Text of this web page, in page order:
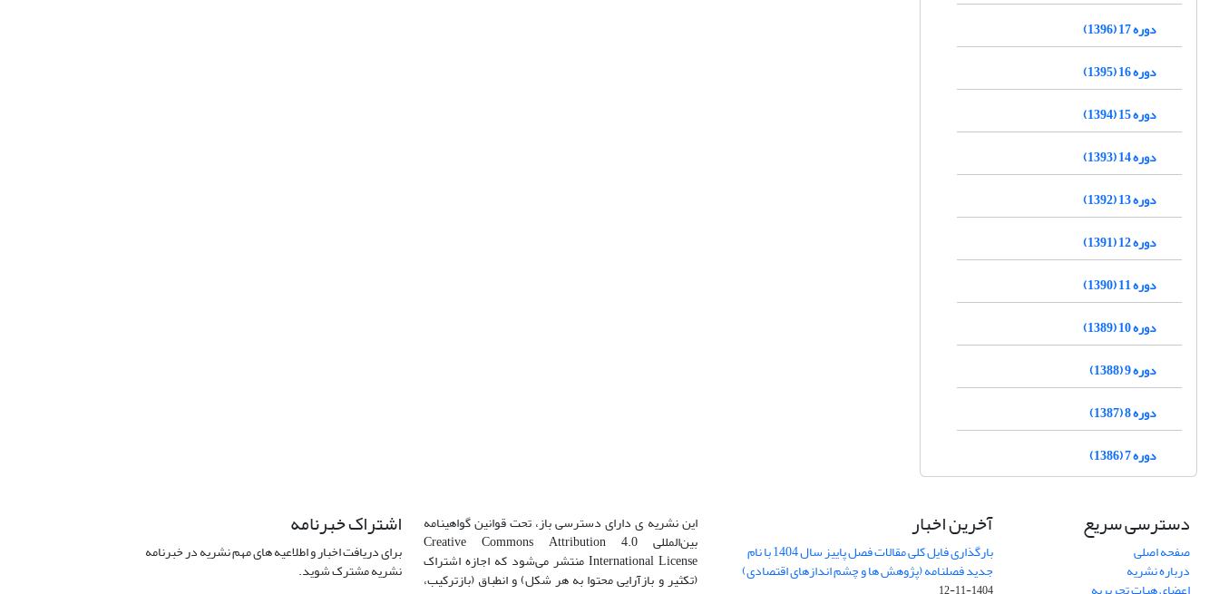
دوره 17 (1396)
دوره 16 (1395)
دوره 15 (1394)
دوره 14 (1393)
دوره 13 (1392)
دوره 12 (1391)
دوره 11 (1390)
دوره 10 (1389)
دوره 9 (1388)
دوره 8 (1387)
دوره 7 (1386)
دسترسی سریع
صفحه اصلی
درباره نشریه
آخرین اخبار
بارگذاری فایل کلی مقالات فصل پاییز سال 1404 با نام
جدید فصلنامه (پژوهش ها و چشم اندازهای اقتصادی)
این نشریه ی دارای دسترسی باز، تحت قوانین گواهینامه
بین‌المللی Creative Commons Attribution 4.0
International License منتشر می‌شود که اجازه اشتراک
(تکثیر و بازآرایی محتوا به هر شکل) و انطباق (بازترکیب،
اشتراک خبرنامه
برای دریافت اخبار و اطلاعیه های مهم نشریه در خبرنامه
نشریه مشترک شوید.